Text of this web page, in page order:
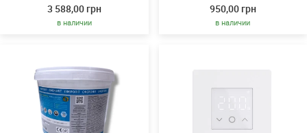
3 588,00 грн
в наличии
950,00 грн
в наличии